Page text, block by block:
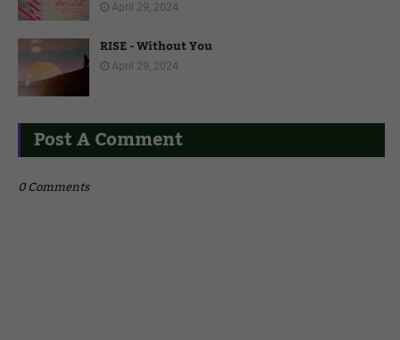
April 29, 2024
RISE - Without You
April 29, 2024
Post A Comment
0 Comments